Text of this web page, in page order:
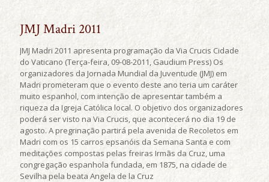
JMJ Madri 2011
JMJ Madri 2011 apresenta programação da Via Crucis Cidade
do Vaticano (Terça-feira, 09-08-2011, Gaudium Press) Os
organizadores da Jornada Mundial da Juventude (JMJ) em
Madri prometeram que o evento deste ano teria um caráter
muito espanhol, com intenção de apresentar também a
riqueza da Igreja Católica local. O objetivo dos organizadores
poderá ser visto na Via Crucis, que acontecerá no dia 19 de
agosto. A pregrinação partirá pela avenida de Recoletos em
Madri com os 15 carros epsanóis da Semana Santa e com
meditações compostas pelas freiras Irmãs da Cruz, uma
congregação espanhola fundada, em 1875, na cidade de
Sevilha pela beata Angela de la Cruz